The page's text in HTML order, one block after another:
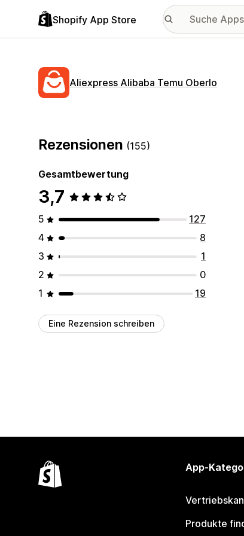
Shopify App Store
Aliexpress Alibaba Temu Oberlo
Rezensionen (155)
Gesamtbewertung
3,7
5
127
4
8
3
1
2
0
1
19
Eine Rezension schreiben
App-
Produkte